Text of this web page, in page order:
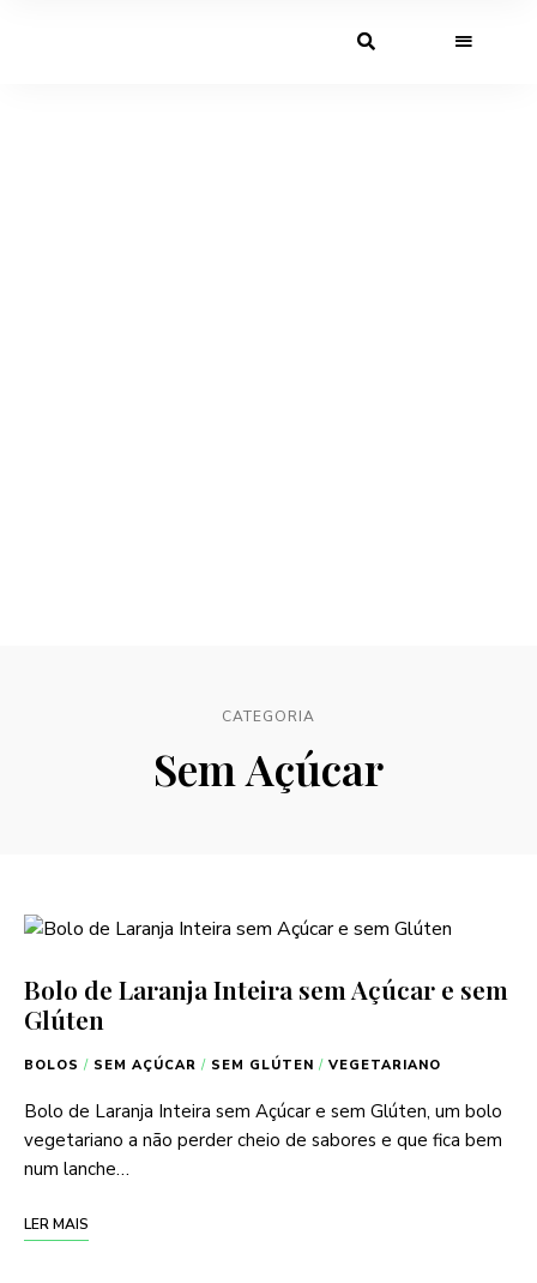
CATEGORIA
Sem Açúcar
Bolo de Laranja Inteira sem Açúcar e sem
Glúten
BOLOS / SEM AÇÚCAR / SEM GLÚTEN / VEGETARIANO
Bolo de Laranja Inteira sem Açúcar e sem Glúten, um bolo
vegetariano a não perder cheio de sabores e que fica bem
num lanche…
LER MAIS